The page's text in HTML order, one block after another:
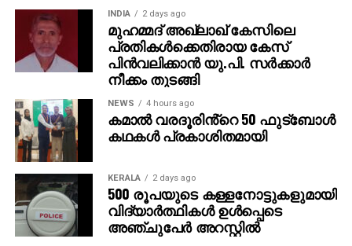
INDIA 2 days ago
മുഹമ്മദ് അഖ്‌ലാഖ് കേസിലെ
പ്രതികള്‍ക്കെതിരായ കേസ്
പിന്‍വലിക്കാന്‍ യു.പി. സര്‍ക്കാര്‍
നീക്കം തുടങ്ങി
NEWS 4 hours ago
കമാൽ വരദൂരിൻ്റെ 50 ഫുട്ബോൾ
കഥകൾ പ്രകാശിതമായി
KERALA 2 days ago
500 രൂപയുടെ കള്ളനോട്ടുകളുമായി
വിദ്യാര്‍ത്ഥികള്‍ ഉള്‍പ്പെടെ
അഞ്ചുപേര്‍ അറസ്റ്റില്‍